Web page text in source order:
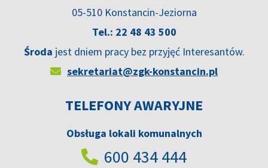
05-510 Konstancin-Jeziorna
Tel.: 22 48 43 500
Środa jest dniem pracy bez przyjęć Interesantów.
sekretariat@zgk-konstancin.pl
TELEFONY AWARYJNE
Obsługa lokali komunalnych
600 434 444